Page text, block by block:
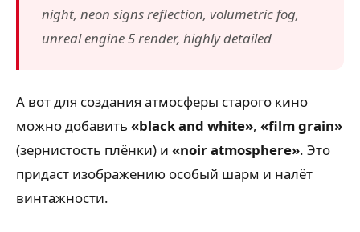
night, neon signs reflection, volumetric fog,
unreal engine 5 render, highly detailed
А вот для создания атмосферы старого кино
можно добавить «black and white», «film grain»
(зернистость плёнки) и «noir atmosphere». Это
придаст изображению особый шарм и налёт
винтажности.